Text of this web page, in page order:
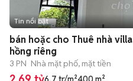
Tin nổi bật
bán hoặc cho Thuê nhà
hồng riêng
3 PN Nhà mặt phố, mặt tiền